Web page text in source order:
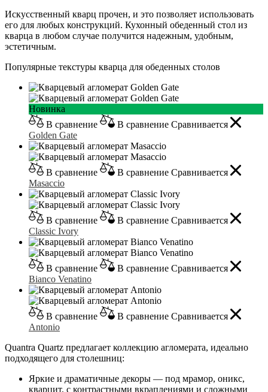
Искусственный кварц прочен, и это позволяет использовать
его для любых конструкций. Кухонный обеденный стол из
кварца в любом случае получится надежным, удобным,
эстетичным.
Популярные текстуры кварца для обеденных столов
Новинка
В сравнение
В сравнение Сравнивается
Golden Gate
В сравнение В сравнение Сравнивается
Masaccio
В сравнение В сравнение Сравнивается
Classic Ivory
В сравнение В сравнение Сравнивается
Bianco Venatino
В сравнение В сравнение Сравнивается
Antonio
Quantra Quartz предлагает коллекцию агломерата, идеально
подходящего для столешниц:
Яркие и драматичные декоры — под мрамор, оникс,
кварцит, с контрастными вкраплениями и сложными